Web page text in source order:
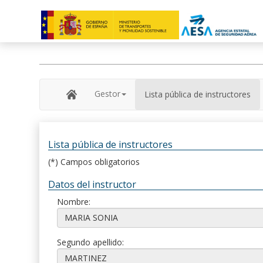
Gestor Lista pública de instructores
Lista pública de instructores
(*) Campos obligatorios
Datos del instructor
Nombre:
Segundo apellido: